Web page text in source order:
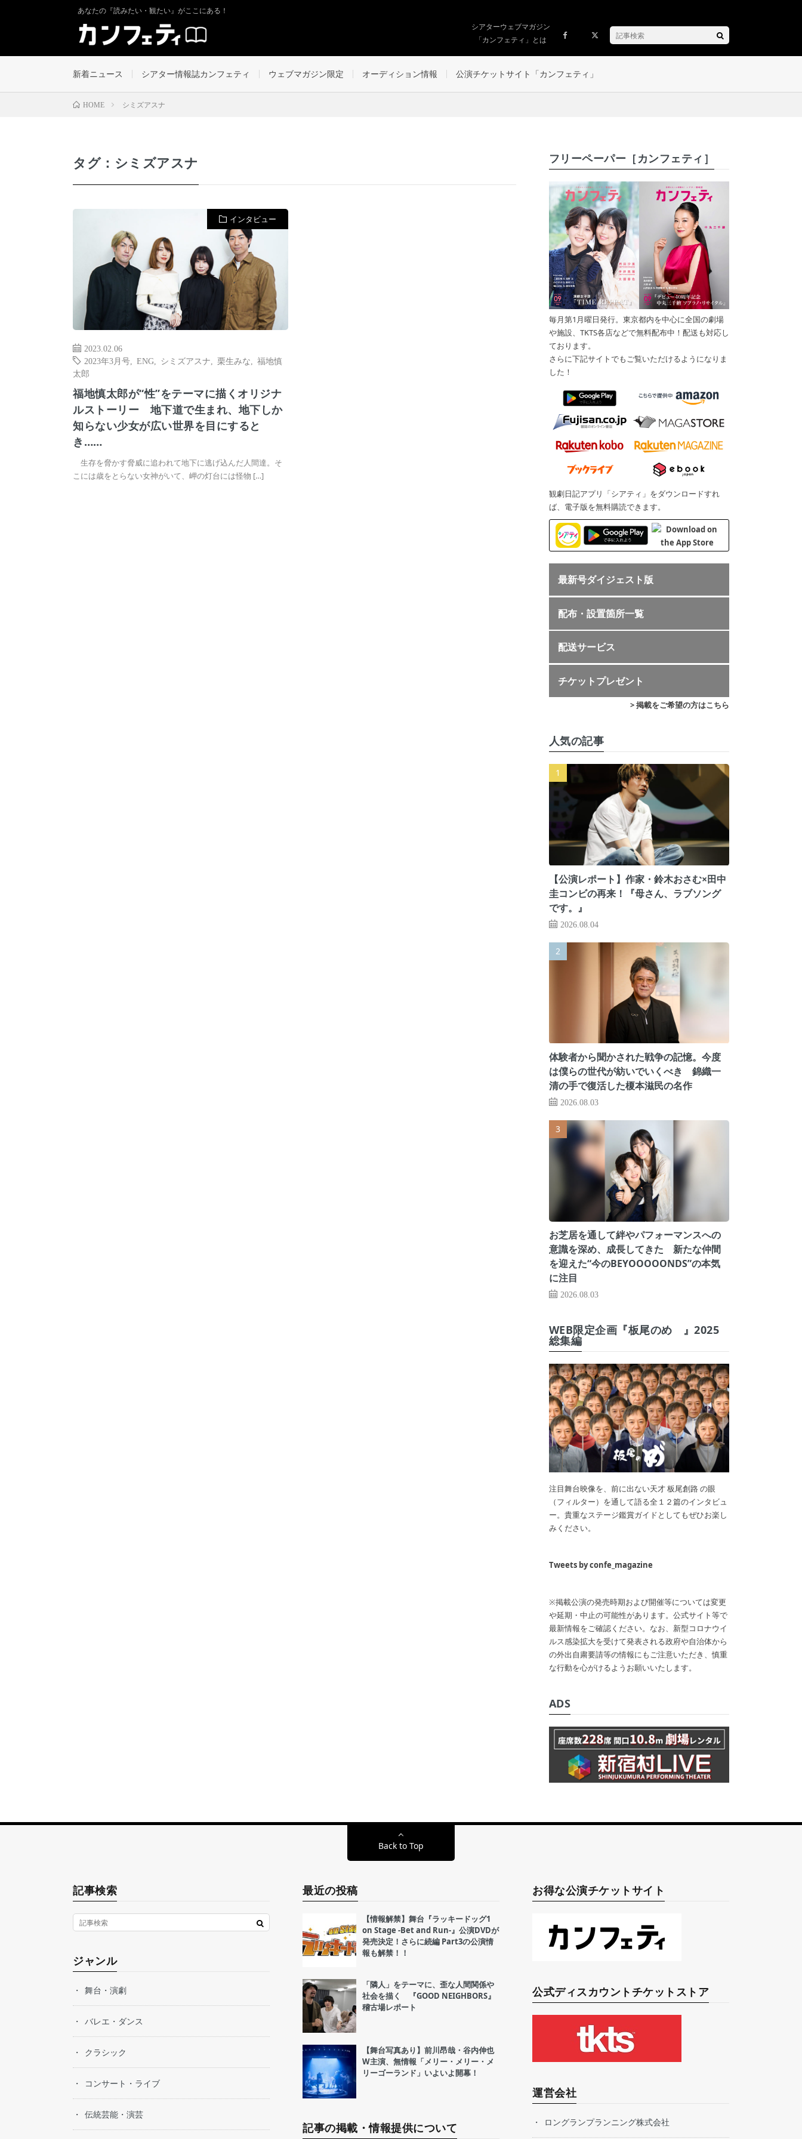
あなたの『読みたい・観たい』がここにある！
シアターウェブマガジン
「カンフェティ」とは
新着ニュース シアター情報誌カンフェティ ウェブマガジン限定 オーディション情報 公演チケットサイト「カンフェティ」
HOME シミズアスナ
タグ：シミズアスナ
インタビュー
2023.02.06
2023年3月号
ENG シミズアスナ 栗生みな
福地慎
太郎
福地慎太郎が“性”をテーマに描くオリジナ
ルストーリー 地下道で生まれ、地下しか
知らない少女が広い世界を目にすると
き……
生存を脅かす脅威に追われて地下に逃げ込んだ人間達。そ
こには歳をとらない女神がいて、岬の灯台には怪物 […]
フリーペーパー［カンフェティ］
毎月第1月曜日発行。東京都内を中心に全国の劇場
や施設、TKTS各店などで無料配布中！配送も対応し
ております。
さらに下記サイトでもご覧いただけるようになりま
した！
観劇日記アプリ「シアティ」をダウンロードすれ
ば、電子版を無料購読できます。
最新号ダイジェスト版
配布・設置箇所一覧
配送サービス
チケットプレゼント
> 掲載をご希望の方はこちら
人気の記事
【公演レポート】作家・鈴木おさむ×田中
圭コンビの再来！『母さん、ラブソング
です。』
2026.08.04
体験者から聞かされた戦争の記憶。今度
は僕らの世代が紡いでいくべき 錦織一
清の手で復活した榎本滋民の名作
2026.08.03
お芝居を通して絆やパフォーマンスへの
意識を深め、成長してきた 新たな仲間
を迎えた“今のBEYOOOOONDS”の本気
に注目
2026.08.03
WEB限定企画『板尾のめ゙』2025
総集編
注目舞台映像を、前に出ない天才 板尾創路 の眼
（フィルター）を通して語る全１２篇のインタビュ
ー。貴重なステージ鑑賞ガイドとしてもぜひお楽し
みください。
Tweets by confe_magazine
※掲載公演の発売時期および開催等については変更
や延期・中止の可能性があります。公式サイト等で
最新情報をご確認ください。なお、新型コロナウイ
ルス感染拡大を受けて発表される政府や自治体から
の外出自粛要請等の情報にもご注意いただき、慎重
な行動を心がけるようお願いいたします。
ADS
Back to Top
記事検索
ジャンル
舞台・演劇
バレエ・ダンス
クラシック
コンサート・ライブ
伝統芸能・演芸
最近の投稿
【情報解禁】舞台『ラッキードッグ1
on Stage -Bet and Run-』公演DVDが
発売決定！さらに続編 Part3の公演情
報も解禁！！
「隣人」をテーマに、歪な人間関係や
社会を描く 『GOOD NEIGHBORS』
稽古場レポート
【舞台写真あり】前川昂哉・谷内伸也
W主演、無情報「メリー・メリー・メ
リーゴーランド」いよいよ開幕！
記事の掲載・情報提供について
お得な公演チケットサイト
公式ディスカウントチケットストア
運営会社
ロングランプランニング株式会社